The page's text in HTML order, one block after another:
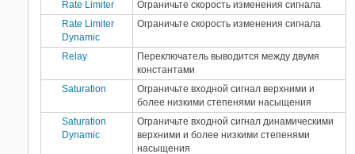
Rate Limiter
Ограничьте скорость изменения сигнала
Rate Limiter
Dynamic
Ограничьте скорость изменения сигнала
Relay
Переключатель выводится между двумя
константами
Saturation
Ограничьте входной сигнал верхними и
более низкими степенями насыщения
Saturation
Dynamic
Ограничьте входной сигнал динамическими
верхними и более низкими степенями
насыщения